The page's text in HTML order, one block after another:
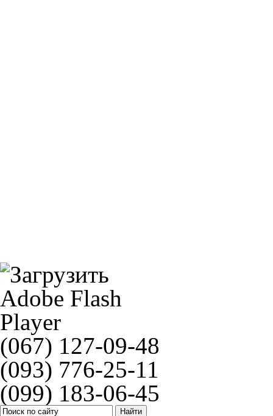
(067) 127-09-48
(093) 776-25-11
(099) 183-06-45